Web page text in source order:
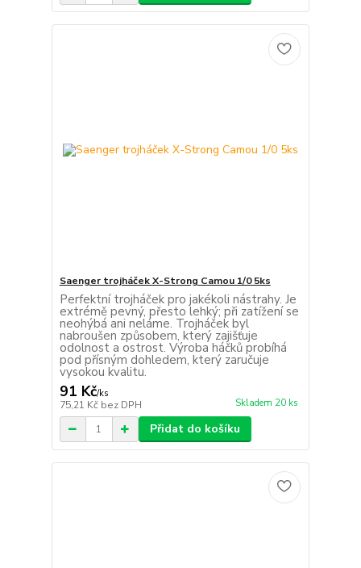
Saenger trojháček X-Strong Camou 1/0 5ks
Perfektní trojháček pro jakékoli nástrahy. Je
extrémě pevný, přesto lehký; při zatížení se
neohýbá ani neláme. Trojháček byl
nabroušen způsobem, který zajišťuje
odolnost a ostrost. Výroba háčků probíhá
pod přísným dohledem, který zaručuje
vysokou kvalitu.
91 Kč/ks
75,21 Kč bez DPH Skladem 20 ks
Přidat do košíku